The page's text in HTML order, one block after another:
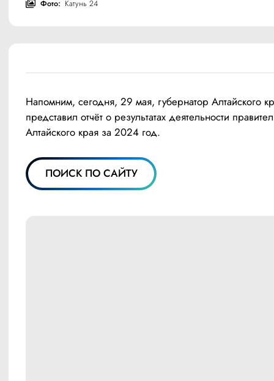
Фото: Катунь 24
Напомним, сегодня, 29 мая, губернатор Алтайского
представил отчёт о результатах деятельности
Алтайского края за 2024 год.
ПОИСК ПО САЙТУ